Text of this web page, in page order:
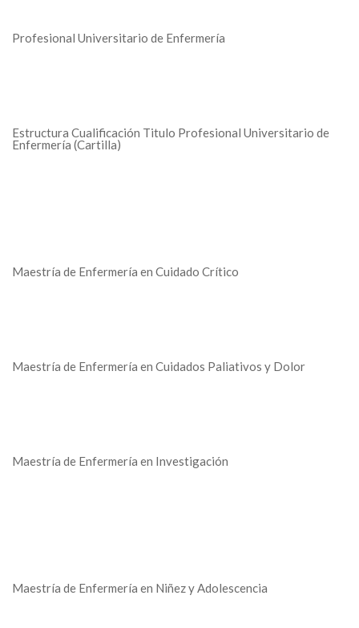
Profesional Universitario de Enfermería
Estructura Cualificación Titulo Profesional Universitario de
Enfermería (Cartilla)
Maestría de Enfermería en Cuidado Crítico
Maestría de Enfermería en Cuidados Paliativos y Dolor
Maestría de Enfermería en Investigación
Maestría de Enfermería en Niñez y Adolescencia